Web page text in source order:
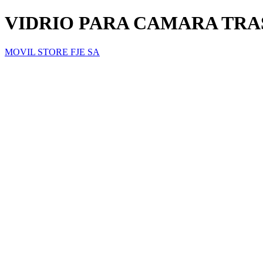
VIDRIO PARA CAMARA
MOVIL STORE FJE SA